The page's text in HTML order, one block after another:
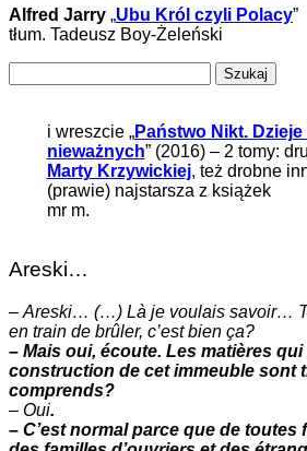
Alfred Jarry „Ubu Król czyli Polacy”
tłum. Tadeusz Boy-Żeleński
i wreszcie „Państwo Nikt. Dzieje
nieważnych” (2016) – 2 tomy:
Marty Krzywickiej, też drobne
(prawie) najstarsza z książek
mr m.
Areski…
– Areski… (…) Là je voulais savoir…
en train de brûler, c’est bien ça?
– Mais oui, écoute. Les matières
construction de cet immeuble sont
comprends?
– Oui.
– C’est normal parce que de toutes